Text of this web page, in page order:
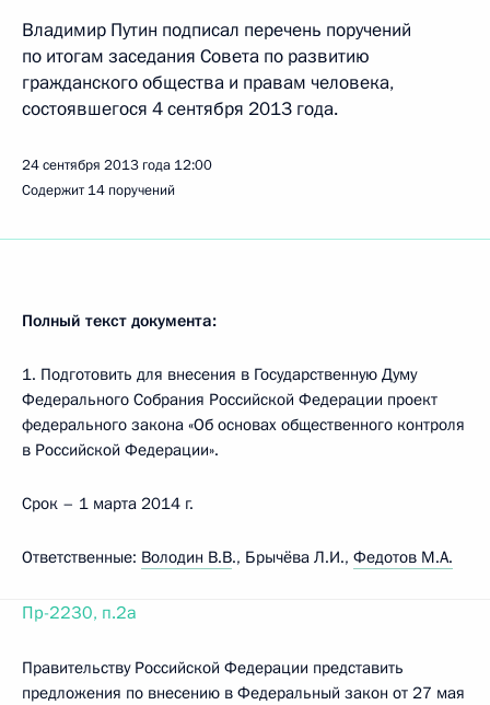
Владимир Путин подписал перечень поручений
по итогам заседания Совета по развитию
гражданского общества и правам человека,
состоявшегося 4 сентября 2013 года.
24 сентября 2013 года 12:00
Содержит 14 поручений
Полный текст документа:
1. Подготовить для внесения в Государственную Думу
Федерального Собрания Российской Федерации проект
федерального закона «Об основах общественного контроля
в Российской Федерации».
Срок – 1 марта 2014 г.
Ответственные: Володин В.В., Брычёва Л.И., Федотов М.А.
Пр-2230, п.2а
Правительству Российской Федерации представить
предложения по внесению в Федеральный закон от 27 мая